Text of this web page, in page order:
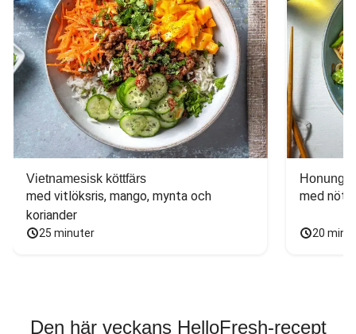
Vietnamesisk köttfärs
med vitlöksris, mango, mynta och
koriander
25 minuter
med
20
Den här veckans HelloFresh-recept